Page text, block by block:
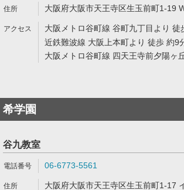
大阪府大阪市天王寺区生玉前町1-19
大阪メトロ谷町線 谷町九丁目より 徒
近鉄難波線 大阪上本町より 徒歩 約9
大阪メトロ谷町線 四天王寺前夕陽ヶ
希学園
谷九教室
06-6773-5561
大阪府大阪市天王寺区生玉前町1-17